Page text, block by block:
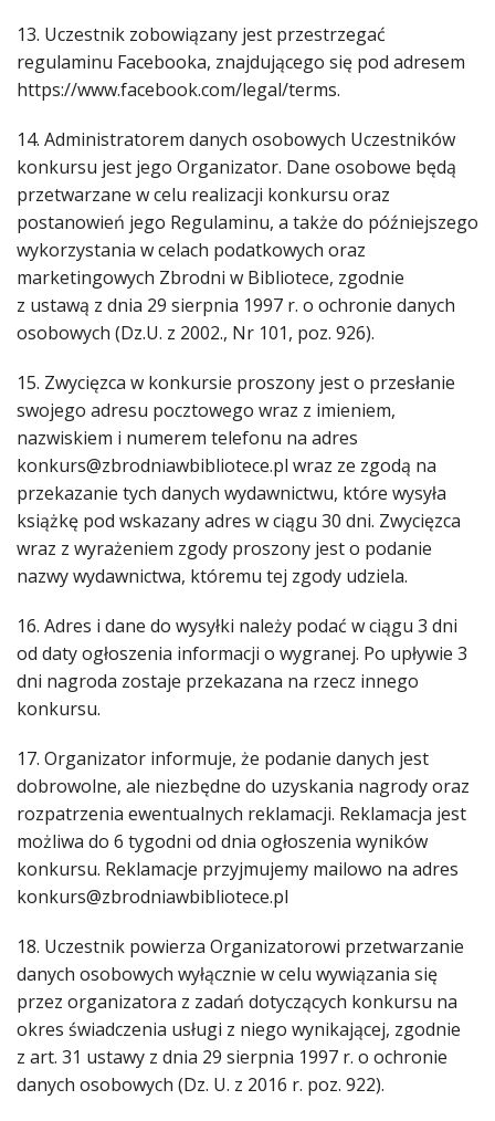
13. Uczestnik zobowiązany jest przestrzegać
regulaminu Facebooka, znajdującego się pod adresem
https://www.facebook.com/legal/terms.
14. Administratorem danych osobowych Uczestników
konkursu jest jego Organizator. Dane osobowe będą
przetwarzane w celu realizacji konkursu oraz
postanowień jego Regulaminu, a także do późniejszego
wykorzystania w celach podatkowych oraz
marketingowych Zbrodni w Bibliotece, zgodnie
z ustawą z dnia 29 sierpnia 1997 r. o ochronie danych
osobowych (Dz.U. z 2002., Nr 101, poz. 926).
15. Zwycięzca w konkursie proszony jest o przesłanie
swojego adresu pocztowego wraz z imieniem,
nazwiskiem i numerem telefonu na adres
konkurs@zbrodniawbibliotece.pl wraz ze zgodą na
przekazanie tych danych wydawnictwu, które wysyła
książkę pod wskazany adres w ciągu 30 dni. Zwycięzca
wraz z wyrażeniem zgody proszony jest o podanie
nazwy wydawnictwa, któremu tej zgody udziela.
16. Adres i dane do wysyłki należy podać w ciągu 3 dni
od daty ogłoszenia informacji o wygranej. Po upływie 3
dni nagroda zostaje przekazana na rzecz innego
konkursu.
17. Organizator informuje, że podanie danych jest
dobrowolne, ale niezbędne do uzyskania nagrody oraz
rozpatrzenia ewentualnych reklamacji. Reklamacja jest
możliwa do 6 tygodni od dnia ogłoszenia wyników
konkursu. Reklamacje przyjmujemy mailowo na adres
konkurs@zbrodniawbibliotece.pl
18. Uczestnik powierza Organizatorowi przetwarzanie
danych osobowych wyłącznie w celu wywiązania się
przez organizatora z zadań dotyczących konkursu na
okres świadczenia usługi z niego wynikającej, zgodnie
z art. 31 ustawy z dnia 29 sierpnia 1997 r. o ochronie
danych osobowych (Dz. U. z 2016 r. poz. 922).